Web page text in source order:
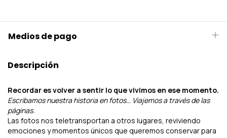
Medios de pago
Descripción
Recordar es volver a sentir lo que vivimos en ese momento.
Escribamos nuestra historia en fotos… Viajemos a través de las
páginas.
Las fotos nos teletransportan a otros lugares, reviviendo
emociones y momentos únicos que queremos conservar para